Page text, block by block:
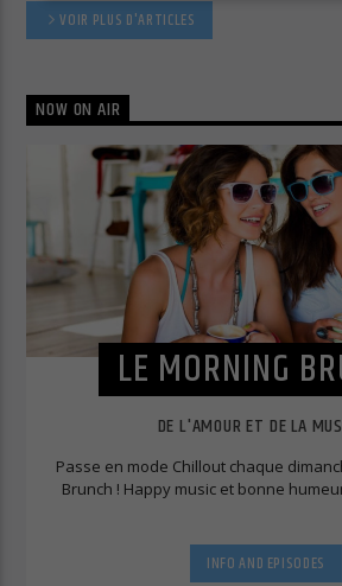
VOIR PLUS D'ARTICLES
NOW ON AIR
LE MORNING
DE L'AMOUR ET DE LA
Passe en mode Chillout chaque
Brunch ! Happy music et bonne
INFO AND EPISODES
Accepter tout
Retour Accepter uniquement
Essentiels (1)
Les cookies essentiels permettent des
nécessaires au bon fonctionnement du site
Afficher les informations du
Politique de